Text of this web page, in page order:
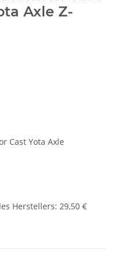
Axle Z-
Cast Yota Axle
Herstellers: 29,50 €